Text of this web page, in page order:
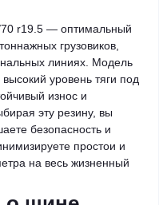
r19.5 — оптимальный
грузовиков,
линиях. Модель
уровень тяги под
износ и
эту резину, вы
безопасность и
простои и
на весь жизненный